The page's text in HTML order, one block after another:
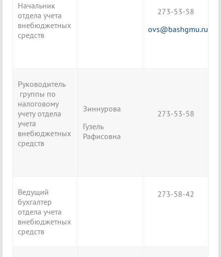
Начальник
отдела учета
внебюджетных
средств
273-53-58
ovs@bashgmu.ru
Руководитель
группы по
налоговому
учету отдела
учета
внебюджетных
средств
Зиннурова
Гузель
Рафисовна
273-53-58
Ведущий
бухгалтер
отдела учета
внебюджетных
средств
273-58-42